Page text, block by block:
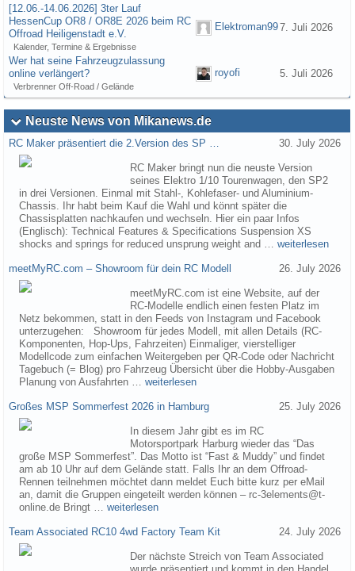
[12.06.-14.06.2026] 3ter Lauf
HessenCup OR8 / OR8E 2026 beim RC
Offroad Heiligenstadt e.V.
Kalender, Termine & Ergebnisse
Elektroman997. Juli 2026
Wer hat seine Fahrzeugzulassung
online verlängert?
Verbrenner Off-Road / Gelände
royofi 5. Juli 2026
Neuste News von Mikanews.de
RC Maker präsentiert die 2.Version des SP … 30. July 2026
RC Maker bringt nun die neuste Version
seines Elektro 1/10 Tourenwagen, den SP2
in drei Versionen. Einmal mit Stahl-, Kohlefaser- und Aluminium-
Chassis. Ihr habt beim Kauf die Wahl und könnt später die
Chassisplatten nachkaufen und wechseln. Hier ein paar Infos
(Englisch): Technical Features & Specifications Suspension XS
shocks and springs for reduced unsprung weight and … weiterlesen
meetMyRC.com – Showroom für dein RC Modell 26. July 2026
meetMyRC.com ist eine Website, auf der
RC-Modelle endlich einen festen Platz im
Netz bekommen, statt in den Feeds von Instagram und Facebook
unterzugehen: Showroom für jedes Modell, mit allen Details (RC-
Komponenten, Hop-Ups, Fahrzeiten) Einmaliger, vierstelliger
Modellcode zum einfachen Weitergeben per QR-Code oder Nachricht
Tagebuch (= Blog) pro Fahrzeug Übersicht über die Hobby-Ausgaben
Planung von Ausfahrten … weiterlesen
Großes MSP Sommerfest 2026 in Hamburg 25. July 2026
In diesem Jahr gibt es im RC
Motorsportpark Harburg wieder das “Das
große MSP Sommerfest”. Das Motto ist “Fast & Muddy” und findet
am ab 10 Uhr auf dem Gelände statt. Falls Ihr an dem Offroad-
Rennen teilnehmen möchtet dann meldet Euch bitte kurz per eMail
an, damit die Gruppen eingeteilt werden können – rc-3elements@t-
online.de Bringt … weiterlesen
Team Associated RC10 4wd Factory Team Kit 24. July 2026
Der nächste Streich von Team Associated